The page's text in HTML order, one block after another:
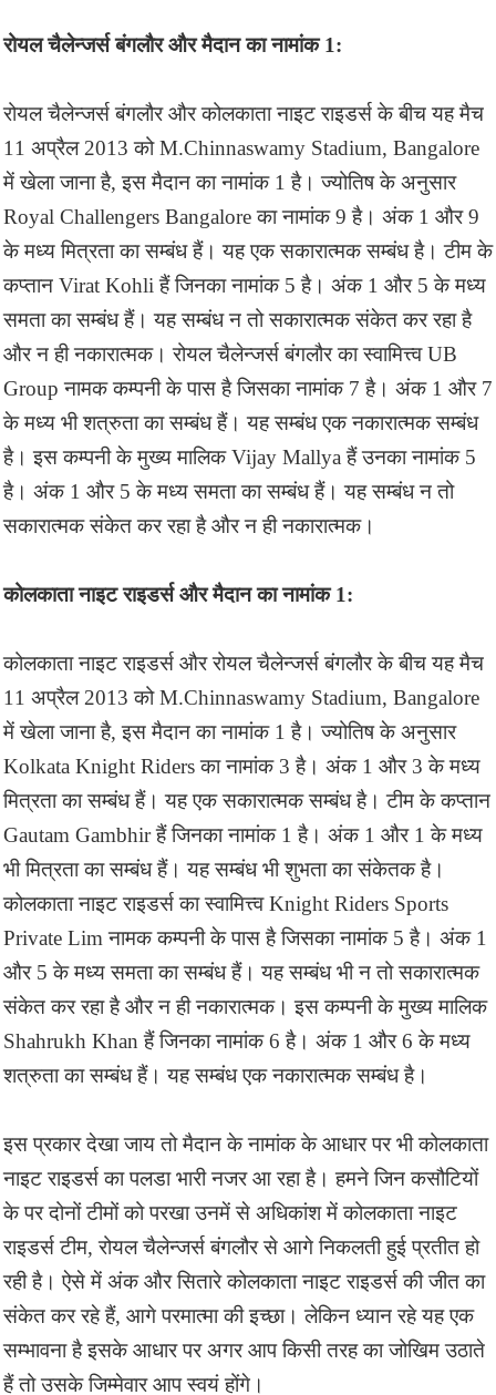
रोयल चैलेन्जर्स बंगलौर और मैदान का नामांक 1:
रोयल चैलेन्जर्स बंगलौर और कोलकाता नाइट राइडर्स के बीच यह मैच
11 अप्रैल 2013 को M.Chinnaswamy Stadium, Bangalore
में खेला जाना है, इस मैदान का नामांक 1 है। ज्योतिष के अनुसार
Royal Challengers Bangalore का नामांक 9 है। अंक 1 और 9
के मध्य मित्रता का सम्बंध हैं। यह एक सकारात्मक सम्बंध है। टीम के
कप्तान Virat Kohli हैं जिनका नामांक 5 है। अंक 1 और 5 के मध्य
समता का सम्बंध हैं। यह सम्बंध न तो सकारात्मक संकेत कर रहा है
और न ही नकारात्मक। रोयल चैलेन्जर्स बंगलौर का स्वामित्त्व UB
Group नामक कम्पनी के पास है जिसका नामांक 7 है। अंक 1 और 7
के मध्य भी शत्रुता का सम्बंध हैं। यह सम्बंध एक नकारात्मक सम्बंध
है। इस कम्पनी के मुख्य मालिक Vijay Mallya हैं उनका नामांक 5
है। अंक 1 और 5 के मध्य समता का सम्बंध हैं। यह सम्बंध न तो
सकारात्मक संकेत कर रहा है और न ही नकारात्मक।
कोलकाता नाइट राइडर्स और मैदान का नामांक 1:
कोलकाता नाइट राइडर्स और रोयल चैलेन्जर्स बंगलौर के बीच यह मैच
11 अप्रैल 2013 को M.Chinnaswamy Stadium, Bangalore
में खेला जाना है, इस मैदान का नामांक 1 है। ज्योतिष के अनुसार
Kolkata Knight Riders का नामांक 3 है। अंक 1 और 3 के मध्य
मित्रता का सम्बंध हैं। यह एक सकारात्मक सम्बंध है। टीम के कप्तान
Gautam Gambhir हैं जिनका नामांक 1 है। अंक 1 और 1 के मध्य
भी मित्रता का सम्बंध हैं। यह सम्बंध भी शुभता का संकेतक है।
कोलकाता नाइट राइडर्स का स्वामित्त्व Knight Riders Sports
Private Lim नामक कम्पनी के पास है जिसका नामांक 5 है। अंक 1
और 5 के मध्य समता का सम्बंध हैं। यह सम्बंध भी न तो सकारात्मक
संकेत कर रहा है और न ही नकारात्मक। इस कम्पनी के मुख्य मालिक
Shahrukh Khan हैं जिनका नामांक 6 है। अंक 1 और 6 के मध्य
शत्रुता का सम्बंध हैं। यह सम्बंध एक नकारात्मक सम्बंध है।
इस प्रकार देखा जाय तो मैदान के नामांक के आधार पर भी कोलकाता
नाइट राइडर्स का पलडा भारी नजर आ रहा है। हमने जिन कसौटियों
के पर दोनों टीमों को परखा उनमें से अधिकांश में कोलकाता नाइट
राइडर्स टीम, रोयल चैलेन्जर्स बंगलौर से आगे निकलती हुई प्रतीत हो
रही है। ऐसे में अंक और सितारे कोलकाता नाइट राइडर्स की जीत का
संकेत कर रहे हैं, आगे परमात्मा की इच्छा। लेकिन ध्यान रहे यह एक
सम्भावना है इसके आधार पर अगर आप किसी तरह का जोखिम उठाते
हैं तो उसके जिम्मेवार आप स्वयं होंगे।